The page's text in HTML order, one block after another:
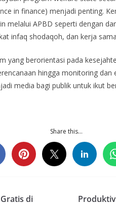
in finance) menjadi penting.
melalui APBD seperti dengan
infaq shodaqoh, dan kerja
yang berorientasi pada
hingga monitoring dan
media bagi publik untuk ikut
Share this…
di